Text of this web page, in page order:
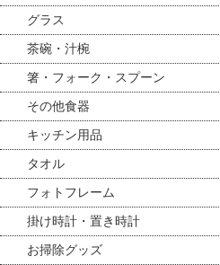
グラス
茶碗・汁椀
箸・フォーク・スプーン
その他食器
キッチン用品
タオル
フォトフレーム
掛け時計・置き時計
お掃除グッズ